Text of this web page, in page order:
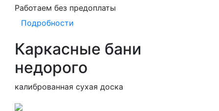
Работаем без предоплаты
Подробности
Каркасные бани
недорого
калиброванная сухая доска